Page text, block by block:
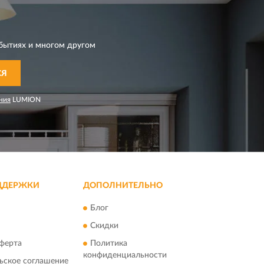
и многом другом
LUMION
соглашение
ДОПОЛНИТЕЛЬНО
Блог
Скидки
Политика
конфиденциальности